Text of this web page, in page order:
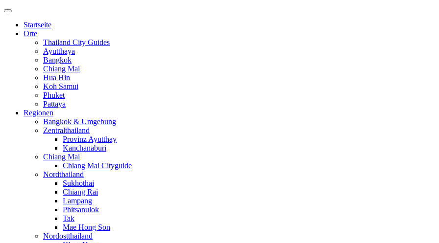
Startseite
Orte
Thailand City Guides
Ayutthaya
Bangkok
Chiang Mai
Hua Hin
Koh Samui
Phuket
Pattaya
Regionen
Bangkok & Umgebung
Zentralthailand
Provinz Ayutthay
Kanchanaburi
Chiang Mai
Chiang Mai Cityguide
Nordthailand
Sukhothai
Chiang Rai
Lampang
Phitsanulok
Tak
Mae Hong Son
Nordostthailand